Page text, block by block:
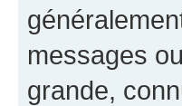
messages
grande,